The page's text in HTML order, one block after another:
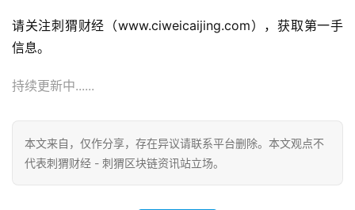
请关注刺猬财经（www.ciweicaijing.com），获取第一手
信息。
持续更新中......
本文来自 ，仅作分享，存在异议请联系平台删除。本文观点不
代表刺猬财经 - 刺猬区块链资讯站立场。